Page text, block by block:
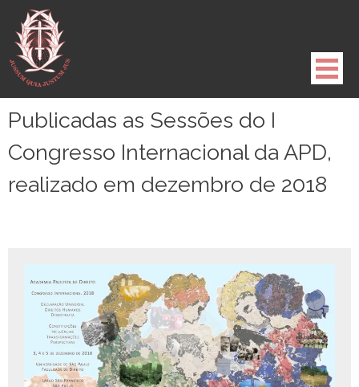
para
conteúdo
Publicadas as Sessões do I
Congresso Internacional da APD,
realizado em dezembro de 2018